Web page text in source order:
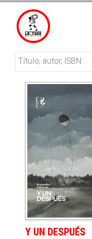
Y UN DESPUÉS